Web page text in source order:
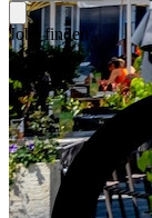
Jobs finden